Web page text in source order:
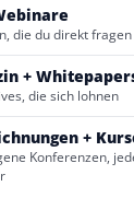
die du direkt
+
die sich lohnen
+
Konferenzen,